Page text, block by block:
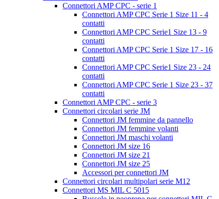
Connettori AMP CPC - serie 1
Connettori AMP CPC Serie 1 Size 11 - 4
contatti
Connettori AMP CPC Serie1 Size 13 - 9
contatti
Connettori AMP CPC Serie 1 Size 17 - 16
contatti
Connettori AMP CPC Serie1 Size 23 - 24
contatti
Connettori AMP CPC Serie 1 Size 23 - 37
contatti
Connettori AMP CPC - serie 3
Connettori circolari serie JM
Connettori JM femmine da pannello
Connettori JM femmine volanti
Connettori JM maschi volanti
Connettori JM size 16
Connettori JM size 21
Connettori JM size 25
Accessori per connettori JM
Connettori circolari multipolari serie M12
Connettori MS MIL C 5015